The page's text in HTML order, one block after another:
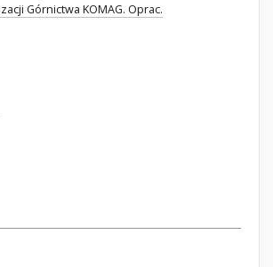
Górnictwa KOMAG. Oprac.